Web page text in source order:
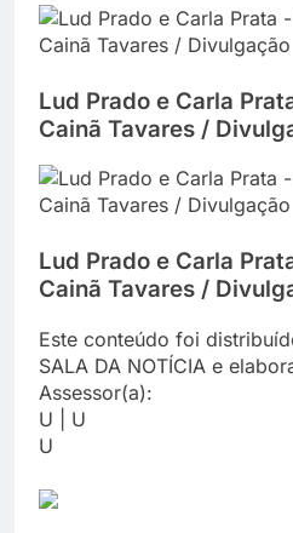
Lud Prado e Carla
Cainã Tavares /
Lud Prado e Carla
Cainã Tavares /
Este conteúdo foi
SALA DA NOTÍCIA e
Assessor(a):
U | U
U